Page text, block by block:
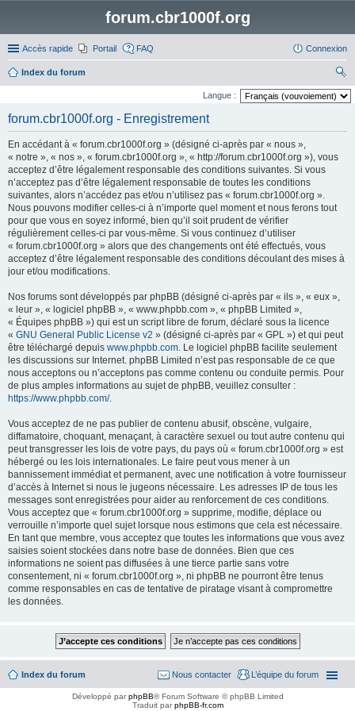
forum.cbr1000f.org
Accès rapide Portail FAQ Connexion
Index du forum
ec
ch
Langue :
forum.cbr1000f.org - Enregistrement
En accédant à « forum.cbr1000f.org » (désigné ci-après par « nous »,
« notre », « nos », « forum.cbr1000f.org », « http://forum.cbr1000f.org »), vous
acceptez d’être légalement responsable des conditions suivantes. Si vous
n’acceptez pas d’être légalement responsable de toutes les conditions
suivantes, alors n’accédez pas et/ou n’utilisez pas « forum.cbr1000f.org ».
Nous pouvons modifier celles-ci à n’importe quel moment et nous ferons tout
pour que vous en soyez informé, bien qu’il soit prudent de vérifier
régulièrement celles-ci par vous-même. Si vous continuez d’utiliser
« forum.cbr1000f.org » alors que des changements ont été effectués, vous
acceptez d’être légalement responsable des conditions découlant des mises à
jour et/ou modifications.
Nos forums sont développés par phpBB (désigné ci-après par « ils », « eux »,
« leur », « logiciel phpBB », « www.phpbb.com », « phpBB Limited »,
« Équipes phpBB ») qui est un script libre de forum, déclaré sous la licence
« GNU General Public License v2 » (désigné ci-après par « GPL ») et qui peut
être téléchargé depuis www.phpbb.com. Le logiciel phpBB facilite seulement
les discussions sur Internet. phpBB Limited n’est pas responsable de ce que
nous acceptons ou n’acceptons pas comme contenu ou conduite permis. Pour
de plus amples informations au sujet de phpBB, veuillez consulter :
https://www.phpbb.com/.
Vous acceptez de ne pas publier de contenu abusif, obscène, vulgaire,
diffamatoire, choquant, menaçant, à caractère sexuel ou tout autre contenu qui
peut transgresser les lois de votre pays, du pays où « forum.cbr1000f.org » est
hébergé ou les lois internationales. Le faire peut vous mener à un
bannissement immédiat et permanent, avec une notification à votre fournisseur
d’accès à Internet si nous le jugeons nécessaire. Les adresses IP de tous les
messages sont enregistrées pour aider au renforcement de ces conditions.
Vous acceptez que « forum.cbr1000f.org » supprime, modifie, déplace ou
verrouille n’importe quel sujet lorsque nous estimons que cela est nécessaire.
En tant que membre, vous acceptez que toutes les informations que vous avez
saisies soient stockées dans notre base de données. Bien que ces
informations ne soient pas diffusées à une tierce partie sans votre
consentement, ni « forum.cbr1000f.org », ni phpBB ne pourront être tenus
comme responsables en cas de tentative de piratage visant à compromettre
les données.
Index du forum L’équipe du forum
Nous contacter
Développé parphpBB® Forum Software © phpBB Limited
Traduit parphpBB-fr.com